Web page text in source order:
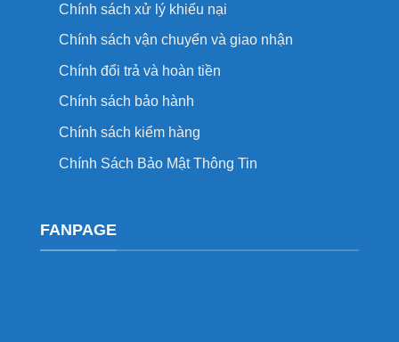
Chính sách xử lý khiếu nại
Chính sách vận chuyển và giao nhận
Chính đổi trả và hoàn tiền
Chính sách bảo hành
Chính sách kiểm hàng
Chính Sách Bảo Mật Thông Tin
FANPAGE